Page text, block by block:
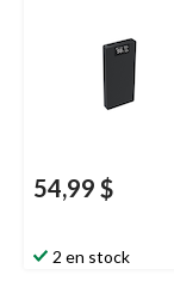
54,99 $
2 en stock